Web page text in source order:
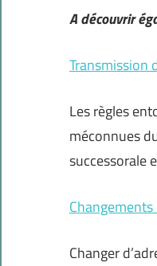
A découvrir
Transmission
Les règles
méconnues
successorale
Changer